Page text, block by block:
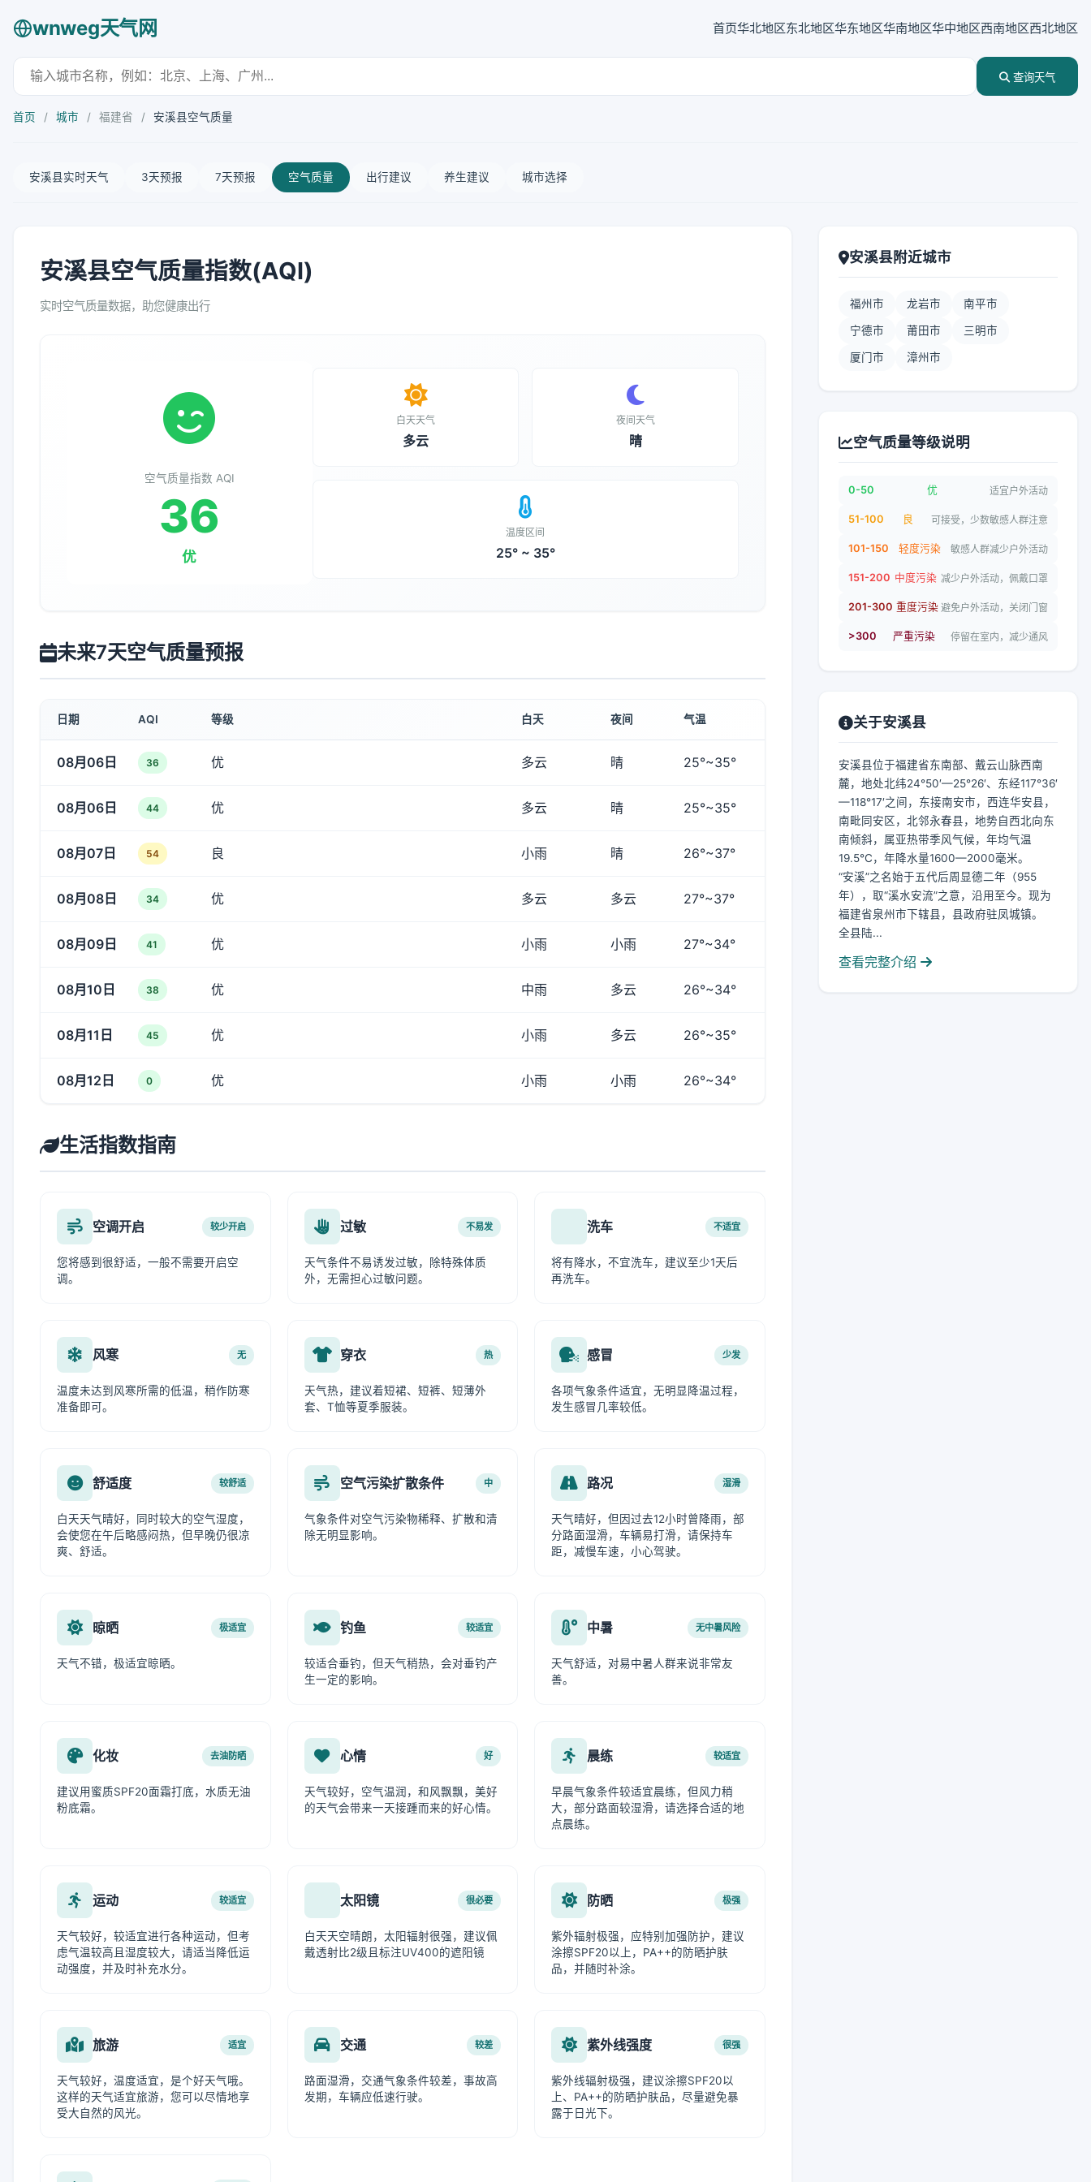
wnweg天气网 首页华北地区东北地区华东地区华南地区华中地区西南地区西北地区
查询天气
首页 / 城市 / 福建省 / 安溪县空气质量
安溪县实时天气 3天预报 7天预报 空气质量 出行建议 养生建议 城市选择
安溪县空气质量指数(AQI)
实时空气质量数据，助您健康出行
空气质量指数 AQI
36
优
白天天气
多云
夜间天气
晴
温度区间
25° ~ 35°
未来7天空气质量预报
日期 AQI 等级 白天 夜间 气温
08月06日 36 优 多云 晴 25°~35°
08月06日 44 优 多云 晴 25°~35°
08月07日 54 良 小雨 晴 26°~37°
08月08日 34 优 多云 多云 27°~37°
08月09日 41 优 小雨 小雨 27°~34°
08月10日 38 优 中雨 多云 26°~34°
08月11日 45 优 小雨 多云 26°~35°
08月12日 0 优 小雨 小雨 26°~34°
生活指数指南
空调开启 较少开启
您将感到很舒适，一般不需要开启空
调。
过敏 不易发
天气条件不易诱发过敏，除特殊体质
外，无需担心过敏问题。
洗车 不适宜
将有降水，不宜洗车，建议至少1天后
再洗车。
风寒 无
温度未达到风寒所需的低温，稍作防寒
准备即可。
穿衣 热
天气热，建议着短裙、短裤、短薄外
套、T恤等夏季服装。
感冒 少发
各项气象条件适宜，无明显降温过程，
发生感冒几率较低。
舒适度 较舒适
白天天气晴好，同时较大的空气湿度，
会使您在午后略感闷热，但早晚仍很凉
爽、舒适。
空气污染扩散条件 中
气象条件对空气污染物稀释、扩散和清
除无明显影响。
路况 湿滑
天气晴好，但因过去12小时曾降雨，部
分路面湿滑，车辆易打滑，请保持车
距，减慢车速，小心驾驶。
晾晒 极适宜
天气不错，极适宜晾晒。
钓鱼 较适宜
较适合垂钓，但天气稍热，会对垂钓产
生一定的影响。
中暑 无中暑风险
天气舒适，对易中暑人群来说非常友
善。
化妆 去油防晒
建议用蜜质SPF20面霜打底，水质无油
粉底霜。
心情 好
天气较好，空气温润，和风飘飘，美好
的天气会带来一天接踵而来的好心情。
晨练 较适宜
早晨气象条件较适宜晨练，但风力稍
大，部分路面较湿滑，请选择合适的地
点晨练。
运动 较适宜
天气较好，较适宜进行各种运动，但考
虑气温较高且湿度较大，请适当降低运
动强度，并及时补充水分。
太阳镜 很必要
白天天空晴朗，太阳辐射很强，建议佩
戴透射比2级且标注UV400的遮阳镜
防晒 极强
紫外辐射极强，应特别加强防护，建议
涂擦SPF20以上，PA++的防晒护肤
品，并随时补涂。
旅游 适宜
天气较好，温度适宜，是个好天气哦。
这样的天气适宜旅游，您可以尽情地享
受大自然的风光。
交通 较差
路面湿滑，交通气象条件较差，事故高
发期，车辆应低速行驶。
紫外线强度 很强
紫外线辐射极强，建议涂擦SPF20以
上、PA++的防晒护肤品，尽量避免暴
露于日光下。
安溪县附近城市
福州市 龙岩市 南平市
宁德市 莆田市 三明市
厦门市 漳州市
空气质量等级说明
0-50 优 适宜户外活动
51-100 良 可接受，少数敏感人群注意
101-150 轻度污染 敏感人群减少户外活动
151-200 中度污染 减少户外活动，佩戴口罩
201-300 重度污染 避免户外活动，关闭门窗
>300 严重污染 停留在室内，减少通风
关于安溪县
安溪县位于福建省东南部、戴云山脉西南
麓，地处北纬24°50′—25°26′、东经117°36′
—118°17′之间，东接南安市，西连华安县，
南毗同安区，北邻永春县，地势自西北向东
南倾斜，属亚热带季风气候，年均气温
19.5℃，年降水量1600—2000毫米。
“安溪”之名始于五代后周显德二年（955
年），取“溪水安流”之意，沿用至今。现为
福建省泉州市下辖县，县政府驻凤城镇。
全县陆...
查看完整介绍